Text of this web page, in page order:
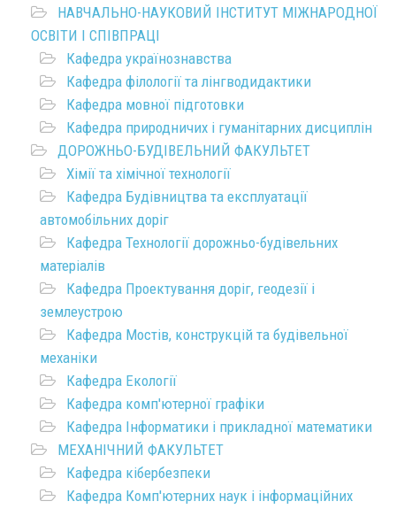
НАВЧАЛЬНО-НАУКОВИЙ ІНСТИТУТ МІЖНАРОДНОЇ
ОСВІТИ І СПІВПРАЦІ
Кафедра українознавства
Кафедра філології та лінгводидактики
Кафедра мовної підготовки
Кафедра природничих і гуманітарних дисциплін
ДОРОЖНЬО-БУДІВЕЛЬНИЙ ФАКУЛЬТЕТ
Хімії та хімічної технології
Кафедра Будівництва та експлуатації
автомобільних доріг
Кафедра Технології дорожньо-будівельних
матеріалів
Кафедра Проектування доріг, геодезії і
землеустрою
Кафедра Мостів, конструкцій та будівельної
механіки
Кафедра Екології
Кафедра комп'ютерної графіки
Кафедра Інформатики і прикладної математики
МЕХАНІЧНИЙ ФАКУЛЬТЕТ
Кафедра кібербезпеки
Кафедра Комп'ютерних наук і інформаційних